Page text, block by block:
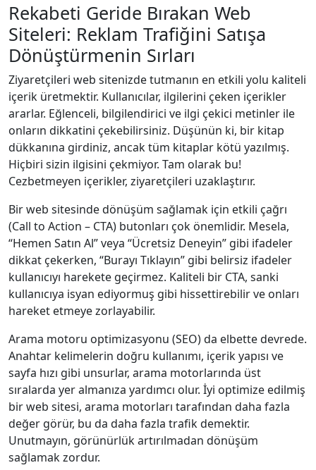
Rekabeti Geride Bırakan Web
Siteleri: Reklam Trafiğini Satışa
Dönüştürmenin Sırları
Ziyaretçileri web sitenizde tutmanın en etkili yolu kaliteli
içerik üretmektir. Kullanıcılar, ilgilerini çeken içerikler
ararlar. Eğlenceli, bilgilendirici ve ilgi çekici metinler ile
onların dikkatini çekebilirsiniz. Düşünün ki, bir kitap
dükkanına girdiniz, ancak tüm kitaplar kötü yazılmış.
Hiçbiri sizin ilgisini çekmiyor. Tam olarak bu!
Cezbetmeyen içerikler, ziyaretçileri uzaklaştırır.
Bir web sitesinde dönüşüm sağlamak için etkili çağrı
(Call to Action – CTA) butonları çok önemlidir. Mesela,
“Hemen Satın Al” veya “Ücretsiz Deneyin” gibi ifadeler
dikkat çekerken, “Burayı Tıklayın” gibi belirsiz ifadeler
kullanıcıyı harekete geçirmez. Kaliteli bir CTA, sanki
kullanıcıya isyan ediyormuş gibi hissettirebilir ve onları
hareket etmeye zorlayabilir.
Arama motoru optimizasyonu (SEO) da elbette devrede.
Anahtar kelimelerin doğru kullanımı, içerik yapısı ve
sayfa hızı gibi unsurlar, arama motorlarında üst
sıralarda yer almanıza yardımcı olur. İyi optimize edilmiş
bir web sitesi, arama motorları tarafından daha fazla
değer görür, bu da daha fazla trafik demektir.
Unutmayın, görünürlük artırılmadan dönüşüm
sağlamak zordur.